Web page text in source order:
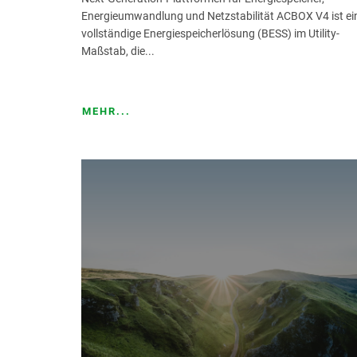
Energieumwandlung und Netzstabilität ACBOX V4 ist
vollständige Energiespeicherlösung (BESS) im Utility-
Maßstab, die...
MEHR...
um kommerzielle und